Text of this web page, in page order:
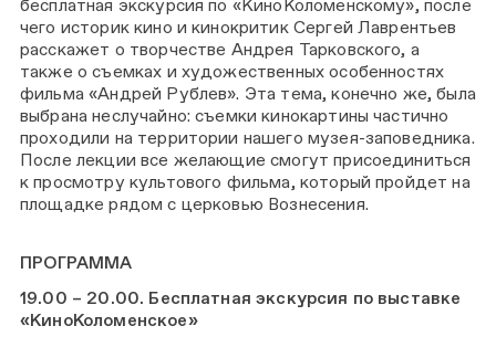
бесплатная экскурсия по «КиноКоломенскому», после
чего историк кино и кинокритик Сергей Лаврентьев
расскажет о творчестве Андрея Тарковского, а
также о съемках и художественных особенностях
фильма «Андрей Рублев». Эта тема, конечно же, была
выбрана неслучайно: съемки кинокартины частично
проходили на территории нашего музея-заповедника.
После лекции все желающие смогут присоединиться
к просмотру культового фильма, который пройдет на
площадке рядом с церковью Вознесения.
ПРОГРАММА
19.00 – 20.00. Бесплатная экскурсия по выставке
«КиноКоломенское»